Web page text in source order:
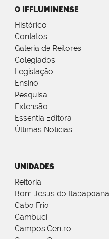
O IFFLUMINENSE
Histórico
Contatos
Galeria de Reitores
Colegiados
Legislação
Ensino
Pesquisa
Extensão
Essentia Editora
Últimas Notícias
UNIDADES
Reitoria
Bom Jesus do Itabapoana
Cabo Frio
Cambuci
Campos Centro